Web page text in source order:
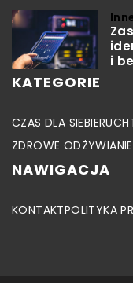
i
KATEGORIE
CZAS DLA SIEBIERUCH
ZDROWE ODŻYWIANIE
NAWIGACJA
KONTAKTPOLITYKA